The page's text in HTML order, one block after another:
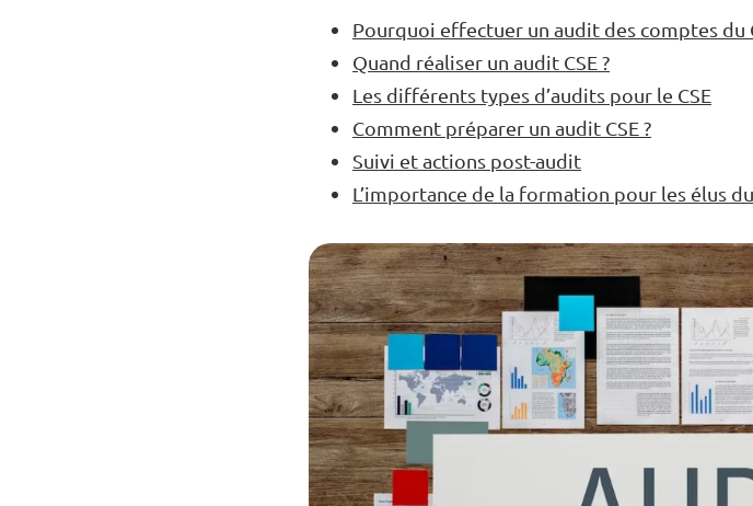
Pourquoi effectuer un audit des comptes du
Quand réaliser un audit CSE ?
Les différents types d’audits pour le CSE
Comment préparer un audit CSE ?
Suivi et actions post-audit
L’importance de la formation pour les élus du